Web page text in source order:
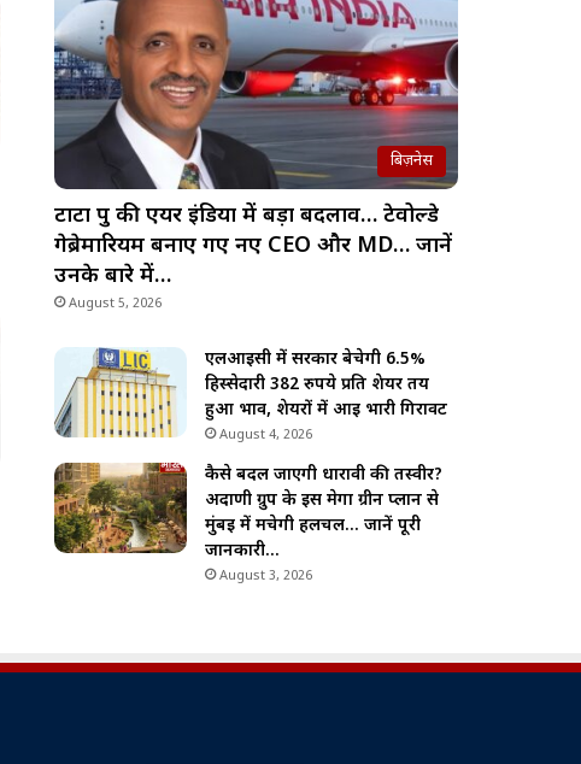
बिज़नेस
टाटा ग्रुप की एयर इंडिया में बड़ा बदलाव… टेवोल्डे
गेब्रेमारियम बनाए गए नए CEO और MD… जानें
उनके बारे में…
August 5, 2026
एलआईसी में सरकार बेचेगी 6.5%
हिस्सेदारी 382 रुपये प्रति शेयर तय
हुआ भाव, शेयरों में आई भारी गिरावट
August 4, 2026
कैसे बदल जाएगी धारावी की तस्वीर?
अदाणी ग्रुप के इस मेगा ग्रीन प्लान से
मुंबई में मचेगी हलचल… जानें पूरी
जानकारी…
August 3, 2026